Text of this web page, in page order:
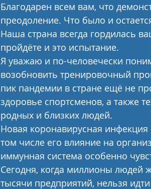
Благодарен всем вам, что
преодоление. Что было и
Наша страна всегда гордилась
пройдёте и это испытание.
Я уважаю и по-человечески
возобновить тренировочный
пик пандемии в стране ещё не
здоровье спортсменов, а также
родных и близких людей.
Новая коронавирусная
том числе его влияние на
иммунная система особенно
Сегодня, когда миллионы людей
тысячи предприятий, нельзя